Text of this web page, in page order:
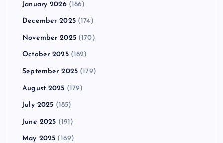
January 2026(186)
December 2025(174)
November 2025(170)
October 2025(182)
September 2025 (179)
August 2025 (179)
July 2025 (185)
June 2025 (191)
May 2025 (169)